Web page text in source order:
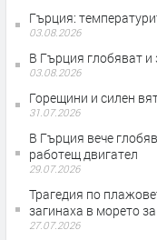
Гърция:
03.08.2026
В Гърция глобяват
03.08.2026
Горещини и силен
31.07.2026
В Гърция вече
работещ двигател
29.07.2026
Трагедия по
загинаха в морето
27.07.2026